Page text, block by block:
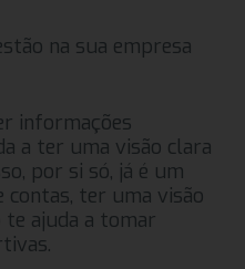
na sua empresa
informações
a ter uma visão clara
por si só, já é um
contas, ter uma visão
te ajuda a tomar